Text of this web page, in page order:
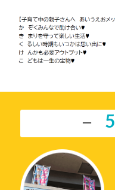
－ 5